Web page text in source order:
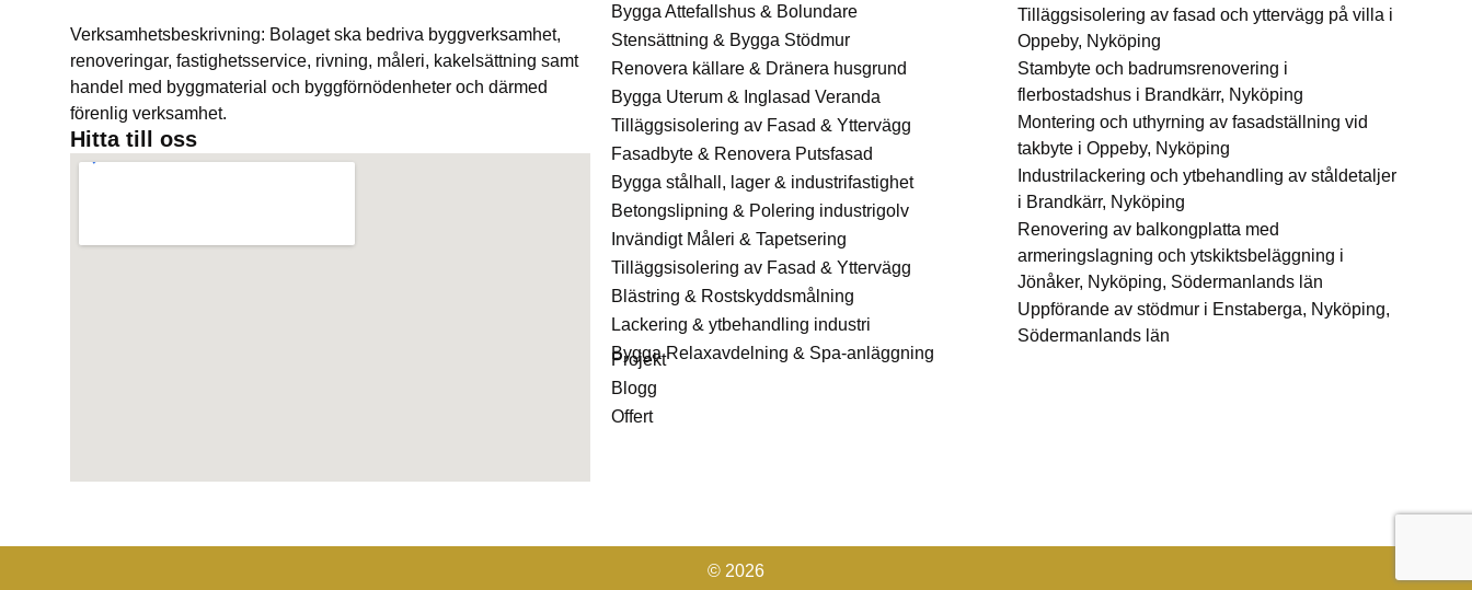
Verksamhetsbeskrivning: Bolaget ska bedriva byggverksamhet,
renoveringar, fastighetsservice, rivning, måleri, kakelsättning samt
handel med byggmaterial och byggförnödenheter och därmed
förenlig verksamhet.
Hitta till oss
Bygga Attefallshus & Bolundare
Stensättning & Bygga Stödmur
Renovera källare & Dränera husgrund
Bygga Uterum & Inglasad Veranda
Tilläggsisolering av Fasad & Yttervägg
Fasadbyte & Renovera Putsfasad
Bygga stålhall, lager & industrifastighet
Betongslipning & Polering industrigolv
Invändigt Måleri & Tapetsering
Tilläggsisolering av Fasad & Yttervägg
Blästring & Rostskyddsmålning
Lackering & ytbehandling industri
Bygga Relaxavdelning & Spa-anläggning
Projekt
Blogg
Offert
Tilläggsisolering av fasad och yttervägg på villa i
Oppeby, Nyköping
Stambyte och badrumsrenovering i
flerbostadshus i Brandkärr, Nyköping
Montering och uthyrning av fasadställning vid
takbyte i Oppeby, Nyköping
Industrilackering och ytbehandling av ståldetaljer
i Brandkärr, Nyköping
Renovering av balkongplatta med
armeringslagning och ytskiktsbeläggning i
Jönåker, Nyköping, Södermanlands län
Uppförande av stödmur i Enstaberga, Nyköping,
Södermanlands län
© 2026